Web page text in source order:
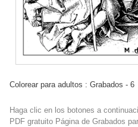
Colorear para adultos : Grabados - 6
Haga clic en los botones a
PDF gratuito Página de Grabados